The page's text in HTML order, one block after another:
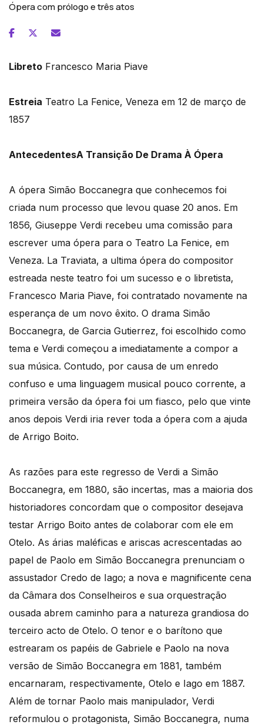
Ópera com prólogo e três atos
Libreto Francesco Maria Piave
Estreia Teatro La Fenice, Veneza em 12 de março de
1857
AntecedentesA Transição De Drama À Ópera
A ópera Simão Boccanegra que conhecemos foi
criada num processo que levou quase 20 anos. Em
1856, Giuseppe Verdi recebeu uma comissão para
escrever uma ópera para o Teatro La Fenice, em
Veneza. La Traviata, a ultima ópera do compositor
estreada neste teatro foi um sucesso e o libretista,
Francesco Maria Piave, foi contratado novamente na
esperança de um novo êxito. O drama Simão
Boccanegra, de Garcia Gutierrez, foi escolhido como
tema e Verdi começou a imediatamente a compor a
sua música. Contudo, por causa de um enredo
confuso e uma linguagem musical pouco corrente, a
primeira versão da ópera foi um fiasco, pelo que vinte
anos depois Verdi iria rever toda a ópera com a ajuda
de Arrigo Boito.
As razões para este regresso de Verdi a Simão
Boccanegra, em 1880, são incertas, mas a maioria dos
historiadores concordam que o compositor desejava
testar Arrigo Boito antes de colaborar com ele em
Otelo. As árias maléficas e ariscas acrescentadas ao
papel de Paolo em Simão Boccanegra prenunciam o
assustador Credo de Iago; a nova e magnificente cena
da Câmara dos Conselheiros e sua orquestração
ousada abrem caminho para a natureza grandiosa do
terceiro acto de Otelo. O tenor e o barítono que
estrearam os papéis de Gabriele e Paolo na nova
versão de Simão Boccanegra em 1881, também
encarnaram, respectivamente, Otelo e Iago em 1887.
Além de tornar Paolo mais manipulador, Verdi
reformulou o protagonista, Simão Boccanegra, numa